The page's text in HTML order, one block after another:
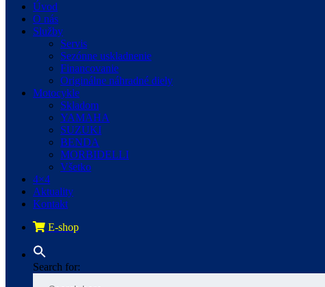
Úvod
O nás
Služby
Servis
Sezónne uskladnenie
Financovanie
Originálne náhradné diely
Motocykle
Skladom
YAMAHA
SUZUKI
BENDA
MORBIDELLI
Všetko
4×4
Aktuality
Kontakt
E-shop
Search for: